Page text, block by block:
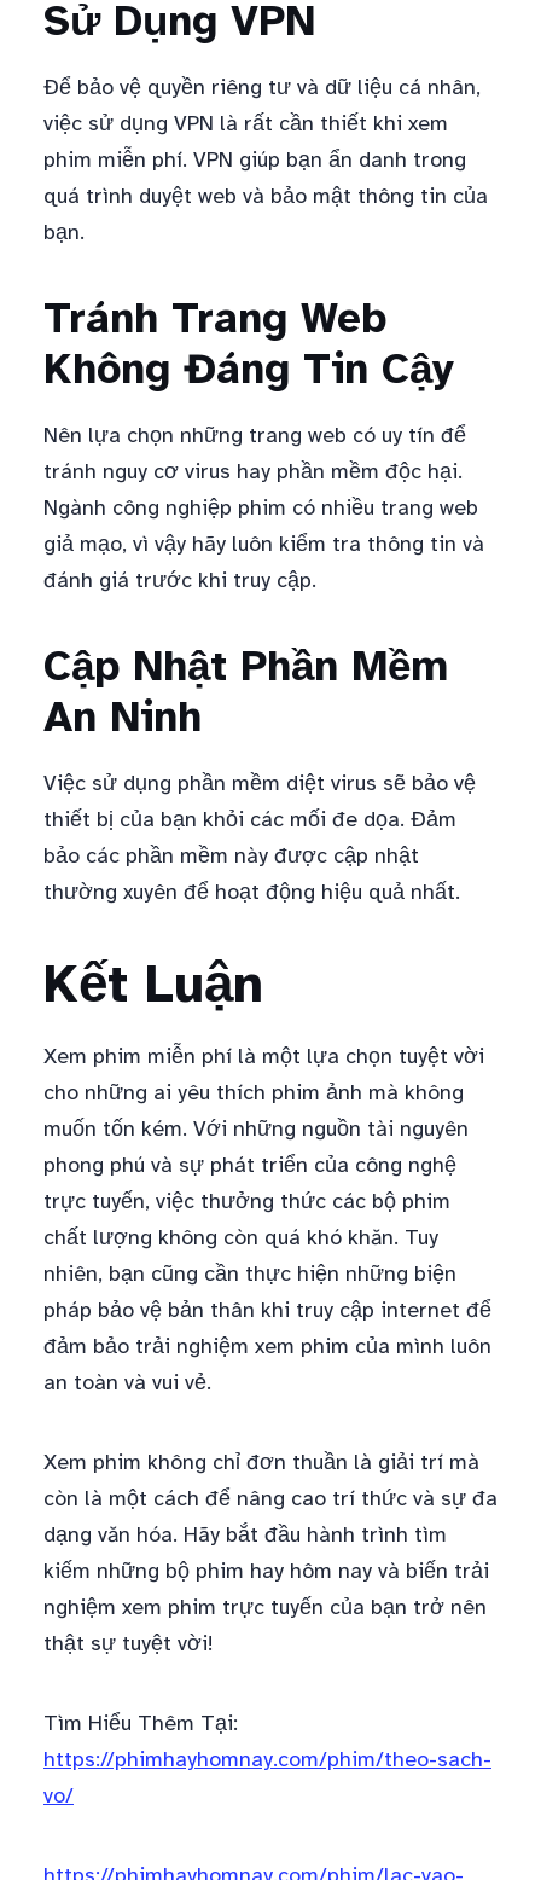
Sử Dụng VPN
Để bảo vệ quyền riêng tư và dữ liệu cá nhân,
việc sử dụng VPN là rất cần thiết khi xem
phim miễn phí. VPN giúp bạn ẩn danh trong
quá trình duyệt web và bảo mật thông tin của
bạn.
Tránh Trang Web
Không Đáng Tin Cậy
Nên lựa chọn những trang web có uy tín để
tránh nguy cơ virus hay phần mềm độc hại.
Ngành công nghiệp phim có nhiều trang web
giả mạo, vì vậy hãy luôn kiểm tra thông tin và
đánh giá trước khi truy cập.
Cập Nhật Phần Mềm
An Ninh
Việc sử dụng phần mềm diệt virus sẽ bảo vệ
thiết bị của bạn khỏi các mối đe dọa. Đảm
bảo các phần mềm này được cập nhật
thường xuyên để hoạt động hiệu quả nhất.
Kết Luận
Xem phim miễn phí là một lựa chọn tuyệt vời
cho những ai yêu thích phim ảnh mà không
muốn tốn kém. Với những nguồn tài nguyên
phong phú và sự phát triển của công nghệ
trực tuyến, việc thưởng thức các bộ phim
chất lượng không còn quá khó khăn. Tuy
nhiên, bạn cũng cần thực hiện những biện
pháp bảo vệ bản thân khi truy cập internet để
đảm bảo trải nghiệm xem phim của mình luôn
an toàn và vui vẻ.
Xem phim không chỉ đơn thuần là giải trí mà
còn là một cách để nâng cao trí thức và sự đa
dạng văn hóa. Hãy bắt đầu hành trình tìm
kiếm những bộ phim hay hôm nay và biến trải
nghiệm xem phim trực tuyến của bạn trở nên
thật sự tuyệt vời!
Tìm Hiểu Thêm Tại:
https://phimhayhomnay.com/phim/theo-sach-
vo/